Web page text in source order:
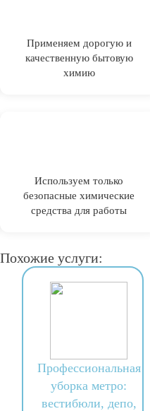
Применяем дорогую и
качественную бытовую
химию
Используем только
безопасные химические
средства для работы
Похожие услуги:
Профессиональная
уборка метро:
вестибюли, депо,